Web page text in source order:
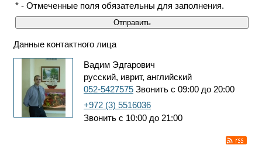
* - Отмеченные поля обязательны для заполнения.
Данные контактного лица
Вадим Эдгарович
русский, иврит, английский
052-5427575 Звонить с 09:00 до 20:00
+972 (3) 5516036
Звонить с 10:00 до 21:00